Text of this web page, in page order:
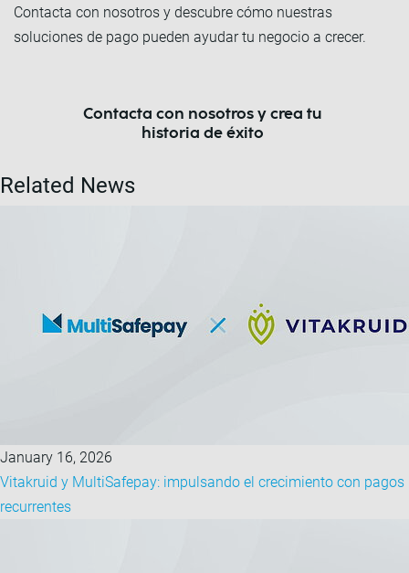
Contacta con nosotros y descubre cómo nuestras
soluciones de pago pueden ayudar tu negocio a crecer.
Contacta con nosotros y crea tu
historia de éxito
Related News
January 16, 2026
Vitakruid y MultiSafepay: impulsando el crecimiento con pagos
recurrentes